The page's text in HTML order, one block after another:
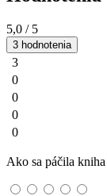
5,0 / 5
3 hodnotenia
3
0
0
0
0
Ako sa páčila